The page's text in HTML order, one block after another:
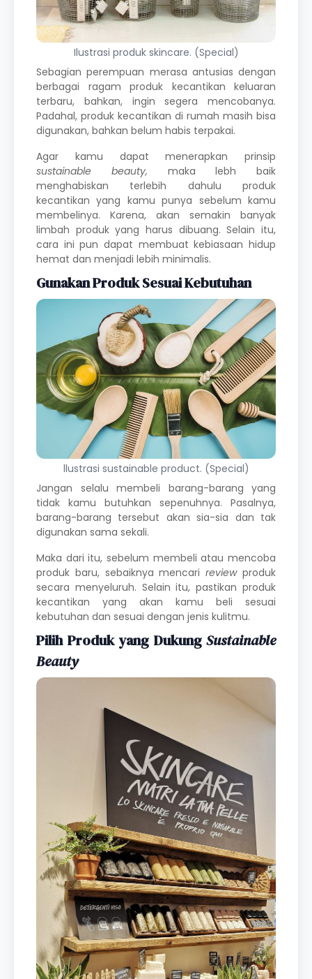
Ilustrasi produk skincare. (Special)
Sebagian perempuan merasa antusias dengan
berbagai ragam produk kecantikan keluaran
terbaru, bahkan, ingin segera mencobanya.
Padahal, produk kecantikan di rumah masih bisa
digunakan, bahkan belum habis terpakai.
Agar kamu dapat menerapkan prinsip
sustainable beauty, maka lebh baik
menghabiskan terlebih dahulu produk
kecantikan yang kamu punya sebelum kamu
membelinya. Karena, akan semakin banyak
limbah produk yang harus dibuang. Selain itu,
cara ini pun dapat membuat kebiasaan hidup
hemat dan menjadi lebih minimalis.
Gunakan Produk Sesuai Kebutuhan
llustrasi sustainable product. (Special)
Jangan selalu membeli barang-barang yang
tidak kamu butuhkan sepenuhnya. Pasalnya,
barang-barang tersebut akan sia-sia dan tak
digunakan sama sekali.
Maka dari itu, sebelum membeli atau mencoba
produk baru, sebaiknya mencarireviewproduk
secara menyeluruh. Selain itu, pastikan produk
kecantikan yang akan kamu beli sesuai
kebutuhan dan sesuai dengan jenis kulitmu.
Pilih Produk yang Dukung Sustainable
Beauty